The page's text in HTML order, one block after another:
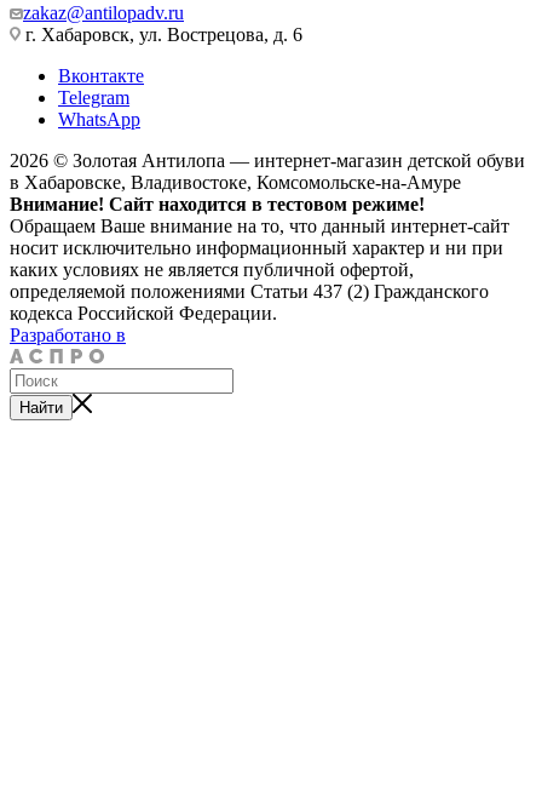
zakaz@antilopadv.ru
г. Хабаровск, ул. Вострецова, д. 6
Вконтакте
Telegram
WhatsApp
2026 © Золотая Антилопа — интернет-магазин детской обуви
в Хабаровске, Владивостоке, Комсомольске-на-Амуре
Внимание! Сайт находится в тестовом режиме!
Обращаем Ваше внимание на то, что данный интернет-сайт
носит исключительно информационный характер и ни при
каких условиях не является публичной офертой,
определяемой положениями Статьи 437 (2) Гражданского
кодекса Российской Федерации.
Разработано в
Найти